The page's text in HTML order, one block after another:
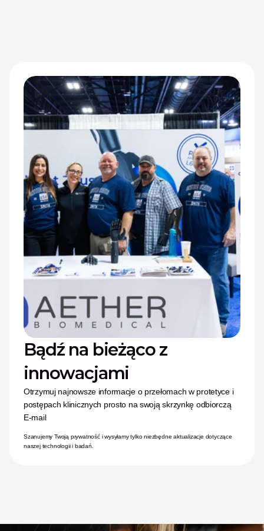
Bądź na bieżąco z
innowacjami
Otrzymuj najnowsze informacje o przełomach w protetyce i
postępach klinicznych prosto na swoją skrzynkę odbiorczą
E-mail
Szanujemy Twoją prywatność i wysyłamy tylko niezbędne aktualizacje dotyczące
naszej technologii i badań.